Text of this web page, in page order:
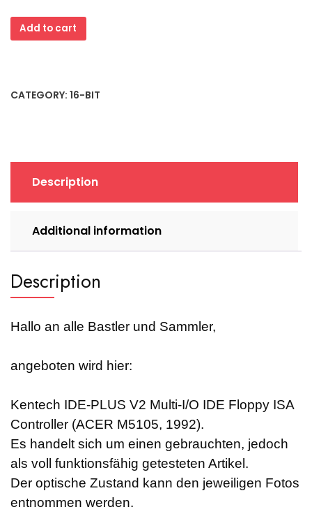
Kentech
IDE-
Multi-
ISA
Controller
1992)
Add to cart
CATEGORY: 16-BIT
Description
Additional information
Description
Hallo an alle Bastler und Sammler,
angeboten wird hier:
Kentech IDE-PLUS V2 Multi-I/O IDE Floppy ISA
Controller (ACER M5105, 1992).
Es handelt sich um einen gebrauchten, jedoch
als voll funktionsfähig getesteten Artikel.
Der optische Zustand kann den jeweiligen Fotos
entnommen werden.